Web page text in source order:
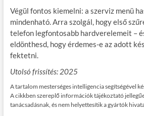
Végül fontos kiemelni: a szerviz menü
mindenható. Arra szolgál, hogy első
telefon legfontosabb hardverelemeit –
eldönthesd, hogy érdemes-e az adott
fektetni.
Utolsó frissítés: 2025
A tartalom mesterséges intelligencia segítségével
A cikkben szereplő információk tájékoztató
tanácsadásnak, és nem helyettesítik a gyártók